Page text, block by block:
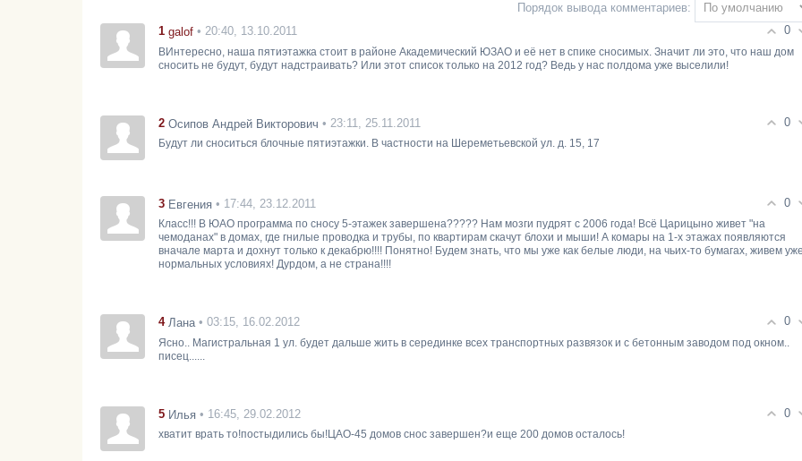
Порядок вывода комментариев:
0
1 galof • 20:40, 13.10.2011
BИнтересно, наша пятиэтажка стоит в районе Академический ЮЗАО и её нет в спике сносимых. Значит ли это, что наш дом
сносить не будут, будут надстраивать? Или этот список только на 2012 год? Ведь у нас полдома уже выселили!
0
2 Осипов Андрей Викторович • 23:11, 25.11.2011
Будут ли сноситься блочные пятиэтажки. В частности на Шереметьевской ул. д. 15, 17
0
3 Евгения • 17:44, 23.12.2011
Класс!!! В ЮАО программа по сносу 5-этажек завершена????? Нам мозги пудрят с 2006 года! Всё Царицыно живет "на
чемоданах" в домах, где гнилые проводка и трубы, по квартирам скачут блохи и мыши! А комары на 1-х этажах появляются
вначале марта и дохнут только к декабрю!!!! Понятно! Будем знать, что мы уже как белые люди, на чьих-то бумагах, живем
нормальных условиях! Дурдом, а не страна!!!!
0
4 Лана • 03:15, 16.02.2012
Ясно.. Магистральная 1 ул. будет дальше жить в серединке всех транспортных развязок и с бетонным заводом под окном..
писец......
0
5 Илья • 16:45, 29.02.2012
хватит врать то!постыдились бы!ЦАО-45 домов снос завершен?и еще 200 домов осталось!